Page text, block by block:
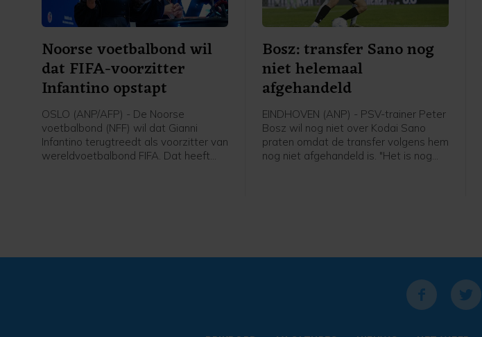
Noorse voetbalbond wil
dat FIFA-voorzitter
Infantino opstapt
OSLO (ANP/AFP) - De Noorse
voetbalbond (NFF) wil dat Gianni
Infantino terugtreedt als voorzitter van
wereldvoetbalbond FIFA. Dat heeft
Bosz: transfer Sano nog
niet helemaal
afgehandeld
EINDHOVEN (ANP) - PSV-trainer Peter
Bosz wil nog niet over Kodai Sano
praten omdat de transfer volgens hem
nog niet afgehandeld is. "Het is nog